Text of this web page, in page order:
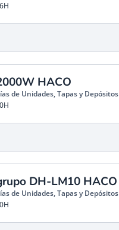
HACO
de Unidades, Tapas y Depósitos
DH-LM10 HACO
de Unidades, Tapas y Depósitos